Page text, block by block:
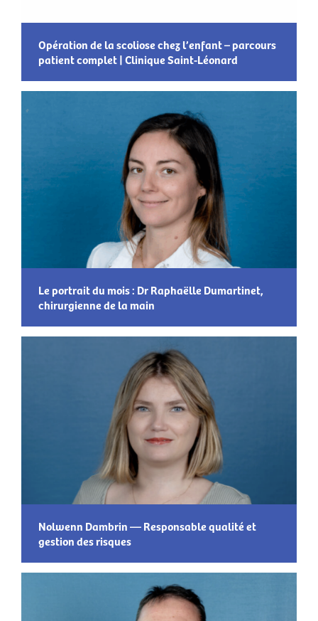
Opération de la scoliose chez l’enfant – parcours
patient complet | Clinique Saint-Léonard
Le portrait du mois : Dr Raphaëlle Dumartinet,
chirurgienne de la main
Nolwenn Dambrin — Responsable qualité et
gestion des risques